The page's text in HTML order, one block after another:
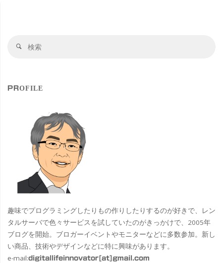
検
PROFILE
趣味でプログラミングしたりもの作りしたりするのが好きで、レン
タルサーバで色々サービスを試していたのがきっかけで、2005年
ブログを開始。ブロガーイベントやモニターなどに多数参加。新し
い商品、技術やデザインなどに特に興味があります。
e-mail:digitallifeinnovator[at]gmail.com